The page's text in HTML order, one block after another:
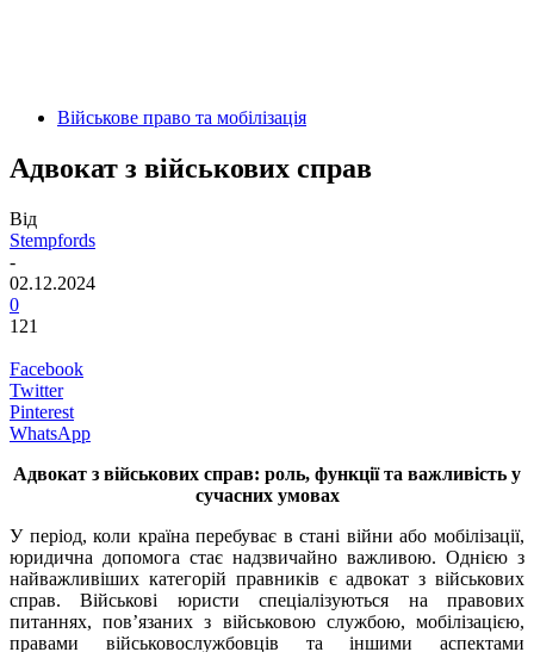
Військове право та мобілізація
Адвокат з військових справ
Від
Stempfords
-
02.12.2024
0
121
Facebook
Twitter
Pinterest
WhatsApp
Адвокат з військових справ: роль, функції та важливість у
сучасних умовах
У період, коли країна перебуває в стані війни або мобілізації,
юридична допомога стає надзвичайно важливою. Однією з
найважливіших категорій правників є адвокат з військових
справ. Військові юристи спеціалізуються на правових
питаннях, пов’язаних з військовою службою, мобілізацією,
правами військовослужбовців та іншими аспектами